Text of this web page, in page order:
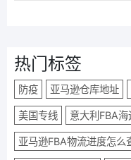
热门标签
防疫 亚马逊仓库地址
美国专线 意大利FBA海
亚马逊FBA物流进度怎么